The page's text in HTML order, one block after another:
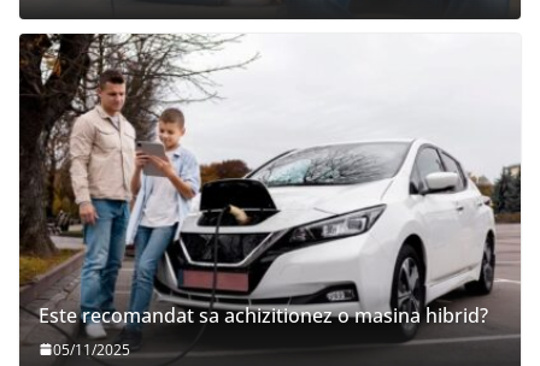
Este recomandat sa achizitionez o masina hibrid?
05/11/2025